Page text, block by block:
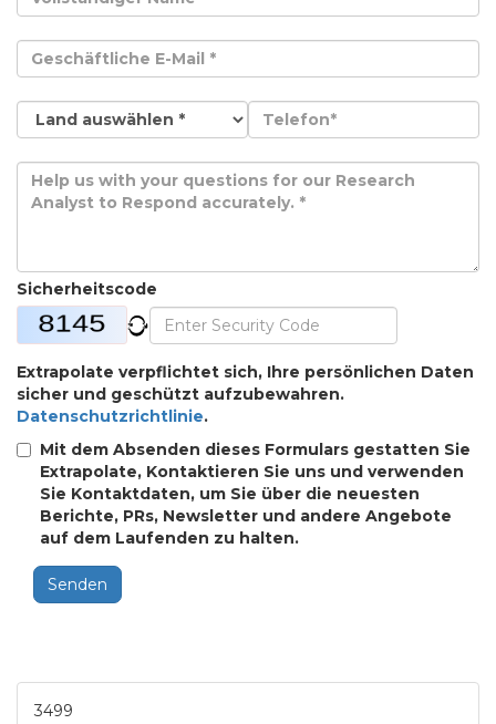
Sicherheitscode
Extrapolate verpflichtet sich, Ihre persönlichen Daten
sicher und geschützt aufzubewahren.
Datenschutzrichtlinie.
Mit dem Absenden dieses Formulars gestatten Sie
Extrapolate, Kontaktieren Sie uns und verwenden
Sie Kontaktdaten, um Sie über die neuesten
Berichte, PRs, Newsletter und andere Angebote
auf dem Laufenden zu halten.
Senden
3499